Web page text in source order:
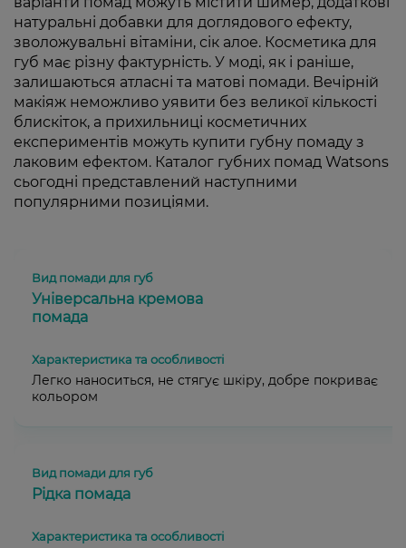
натуральні добавки для доглядового ефекту,
зволожувальні вітаміни, сік алое. Косметика для
губ має різну фактурність. У моді, як і раніше,
залишаються атласні та матові помади. Вечірній
макіяж неможливо уявити без великої кількості
блискіток, а прихильниці косметичних
експериментів можуть купити губну помаду з
лаковим ефектом. Каталог губних помад Watsons
сьогодні представлений наступними
популярними позиціями.
Універсальна кремова
помада
Легко наноситься, не стягує шкіру, добре покриває
кольором
Рідка помада